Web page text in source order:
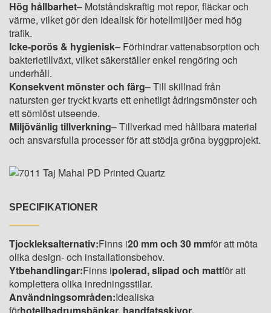
Hög hållbarhet– Motståndskraftig mot repor, fläckar och
värme, vilket gör den idealisk för hotellmiljöer med hög
trafik.
Icke-porös & hygienisk– Förhindrar vattenabsorption och
bakterietillväxt, vilket säkerställer enkel rengöring och
underhåll.
Konsekvent mönster och färg– Till skillnad från
natursten ger tryckt kvarts ett enhetligt ådringsmönster och
ett sömlöst utseende.
Miljövänlig tillverkning– Tillverkad med hållbara material
och ansvarsfulla processer för att stödja gröna byggprojekt.
SPECIFIKATIONER
Tjockleksalternativ:Finns i20 mm och 30 mmför att möta
olika design- och installationsbehov.
Ytbehandlingar:Finns ipolerad, slipad och mattför att
komplettera olika inredningsstilar.
Användningsområden:Idealiska